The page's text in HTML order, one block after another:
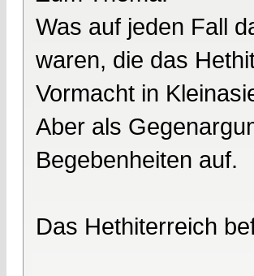
Was auf jeden Fall
waren, die das
Vormacht in
Aber als
Begebenheiten auf.
Das Hethiterreich